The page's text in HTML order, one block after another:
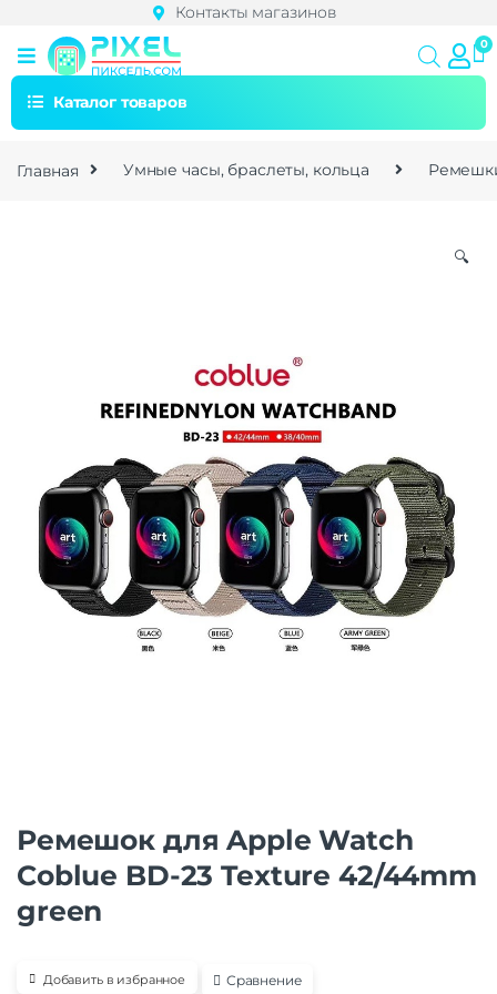
Контакты магазинов
Каталог товаров
Главная Умные часы, браслеты, кольца
🔍
Ремешок для Apple Watch
Coblue BD-23 Texture 42/44mm
green
Добавить в избранное Сравнение